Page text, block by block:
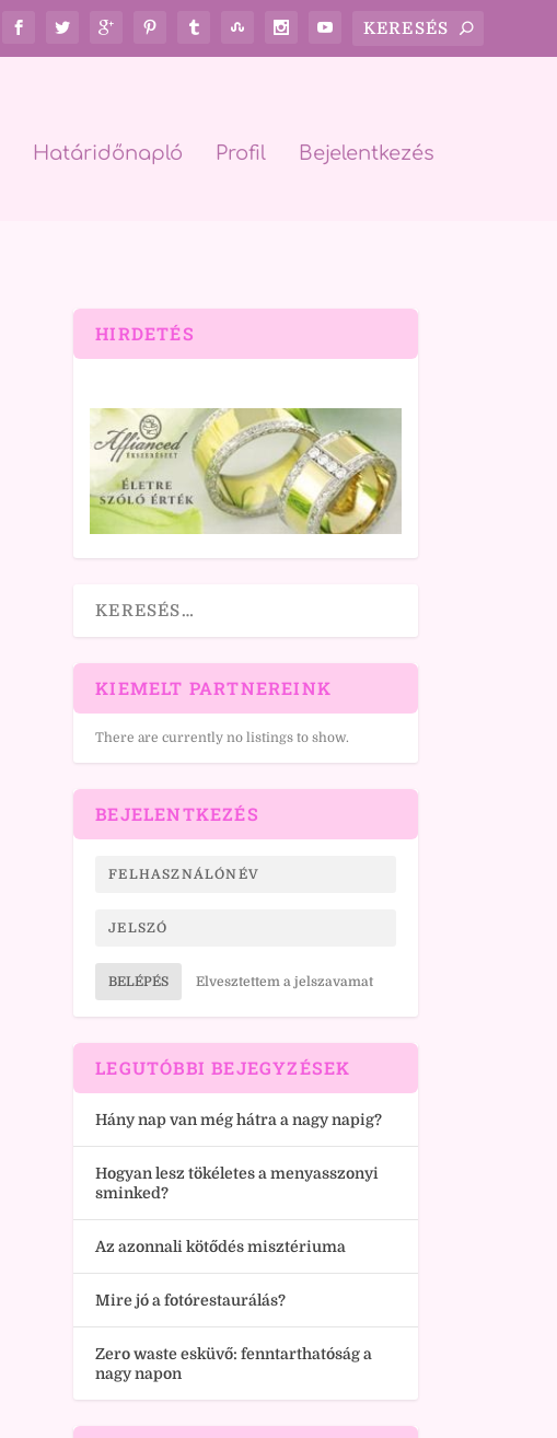
Határidőnapló Profil Bejelentkezés
HIRDETÉS
KIEMELT PARTNEREINK
There are currently no listings to show.
BEJELENTKEZÉS
BELÉPÉS Elvesztettem a jelszavamat
LEGUTÓBBI BEJEGYZÉSEK
Hány nap van még hátra a nagy napig?
Hogyan lesz tökéletes a menyasszonyi
sminked?
Az azonnali kötődés misztériuma
Mire jó a fotórestaurálás?
Zero waste esküvő: fenntarthatóság a
nagy napon